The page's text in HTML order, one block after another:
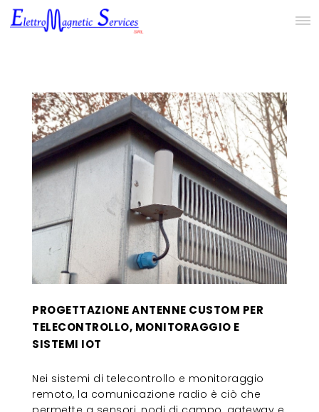
PROGETTAZIONE ANTENNE CUSTOM PER
TELECONTROLLO, MONITORAGGIO E
SISTEMI IOT
Nei sistemi di telecontrollo e monitoraggio
remoto, la comunicazione radio è ciò che